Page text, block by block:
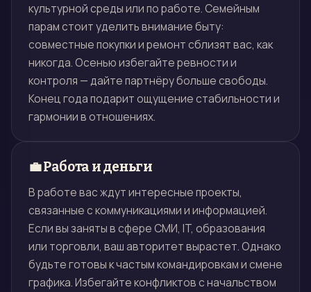
культурной среды или по работе. Семейным
парам стоит уделить внимание быту:
совместные покупки и ремонт сблизят вас, как
никогда. Осенью избегайте ревности и
контроля — дайте партнёру больше свободы.
Конец года подарит ощущение стабильности и
гармонии в отношениях.
💼 Работа и деньги
В работе вас ждут интересные проекты,
связанные с коммуникациями и информацией.
Если вы заняты в сфере СМИ, IT, образования
или торговли, ваш авторитет вырастет. Однако
будьте готовы к частым командировкам и смене
графика. Избегайте конфликтов с начальством